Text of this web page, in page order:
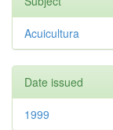
Acuicultura
Date issued
1999